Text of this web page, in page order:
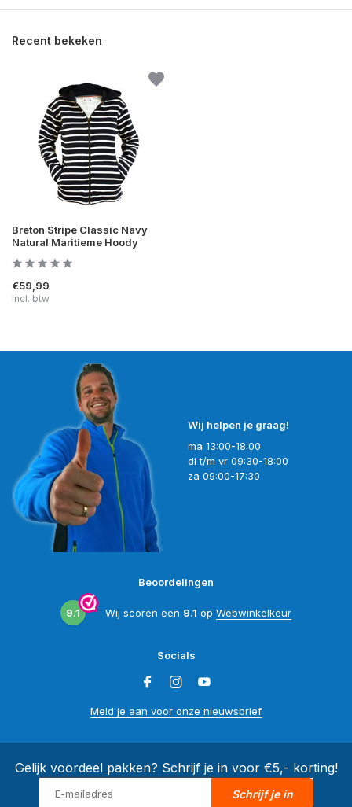
Recent bekeken
Breton Stripe Classic Navy
Natural Maritieme Hoody
€59,99
Incl. btw
Wij helpen je graag!
ma 13:00-18:00
di t/m vr 09:30-18:00
za 09:00-17:30
Beoordelingen
9.1 Wij scoren een 9.1 op Webwinkelkeur
Socials
Meld je aan voor onze nieuwsbrief
Gelijk voordeel pakken? Schrijf je in voor €5,- korting!
Schrijf je in